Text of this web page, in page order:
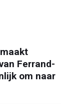
Ferrand-
om naar